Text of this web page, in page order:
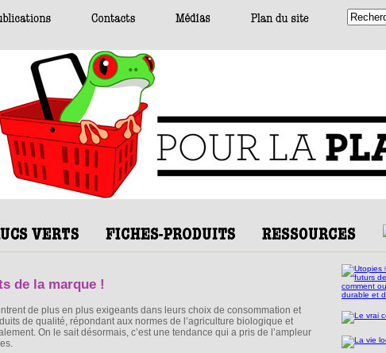
de la marque !
de plus en plus exigeants dans leurs choix de consommation et
de qualité, répondant aux normes de l’agriculture biologique et
On le sait désormais, c’est une tendance qui a pris de l’ampleur